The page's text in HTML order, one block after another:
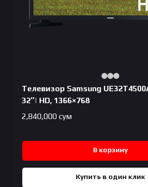
Телевизор Samsung
32″| HD, 1366×768
2,840,000 сум
В корзину
Купить в один клик